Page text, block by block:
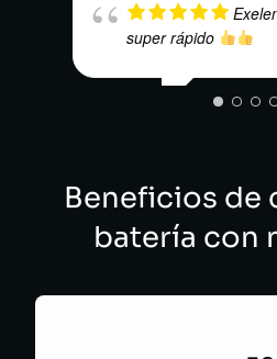
super rápido
Beneficios de
batería con